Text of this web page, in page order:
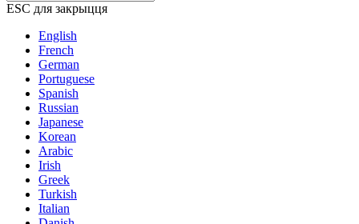
ESC для закрыцця
English
French
German
Portuguese
Spanish
Russian
Japanese
Korean
Arabic
Irish
Greek
Turkish
Italian